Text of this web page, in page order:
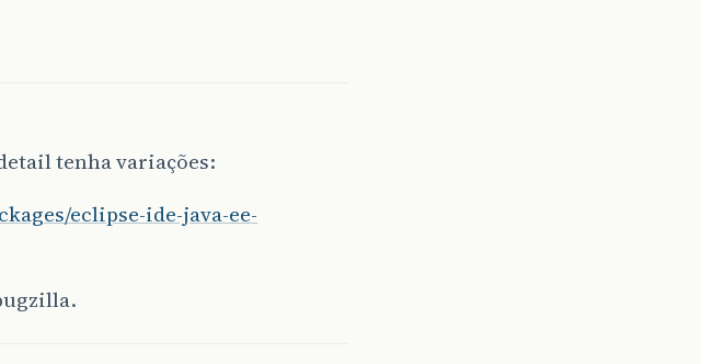
tenha variações:
eclipse-ide-java-ee-